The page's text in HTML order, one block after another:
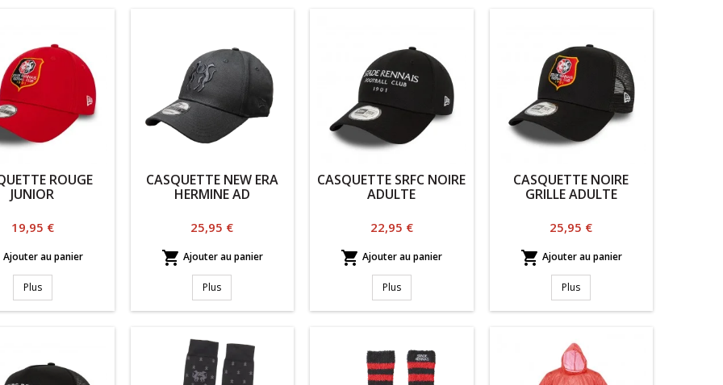
ROUGE
JUNIOR
Prix
19,95 €
Ajouter au panier
Plus
CASQUETTE NEW ERA
HERMINE AD
Prix
25,95 €
 Ajouter au panier
Plus
CASQUETTE SRFC NOIRE
ADULTE
Prix
22,95 €
 Ajouter au panier
Plus
CASQUETTE NOIRE
GRILLE ADULTE
Prix
25,95 €
 Ajouter au panier
Plus